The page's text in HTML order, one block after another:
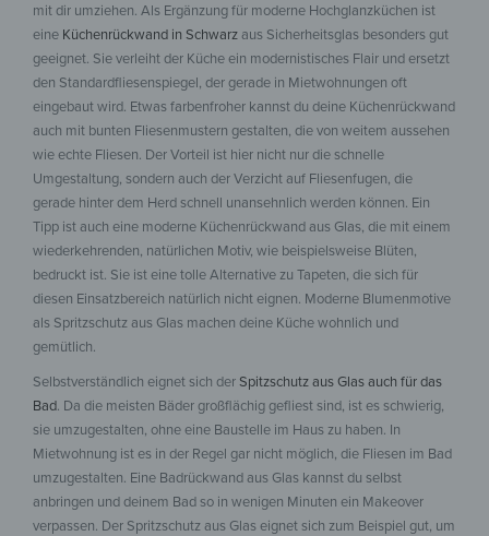
mit dir umziehen. Als Ergänzung für moderne Hochglanzküchen ist
eine Küchenrückwand in Schwarzaus Sicherheitsglas besonders gut
geeignet. Sie verleiht der Küche ein modernistisches Flair und ersetzt
den Standardfliesenspiegel, der gerade in Mietwohnungen oft
eingebaut wird. Etwas farbenfroher kannst du deine Küchenrückwand
auch mit bunten Fliesenmustern gestalten, die von weitem aussehen
wie echte Fliesen. Der Vorteil ist hier nicht nur die schnelle
Umgestaltung, sondern auch der Verzicht auf Fliesenfugen, die
gerade hinter dem Herd schnell unansehnlich werden können. Ein
Tipp ist auch eine moderne Küchenrückwand aus Glas, die mit einem
wiederkehrenden, natürlichen Motiv, wie beispielsweise Blüten,
bedruckt ist. Sie ist eine tolle Alternative zu Tapeten, die sich für
diesen Einsatzbereich natürlich nicht eignen. Moderne Blumenmotive
als Spritzschutz aus Glas machen deine Küche wohnlich und
gemütlich.
Selbstverständlich eignet sich derSpitzschutz aus Glas auch für das
Bad. Da die meisten Bäder großflächig gefliest sind, ist es schwierig,
sie umzugestalten, ohne eine Baustelle im Haus zu haben. In
Mietwohnung ist es in der Regel gar nicht möglich, die Fliesen im Bad
umzugestalten. Eine Badrückwand aus Glas kannst du selbst
anbringen und deinem Bad so in wenigen Minuten ein Makeover
verpassen. Der Spritzschutz aus Glas eignet sich zum Beispiel gut, um